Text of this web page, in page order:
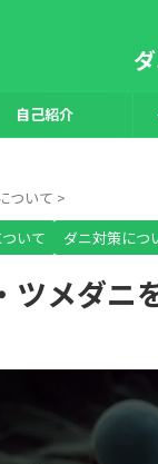
自己紹介
ついて >
いて
ダニ対策につ
ツメダニ